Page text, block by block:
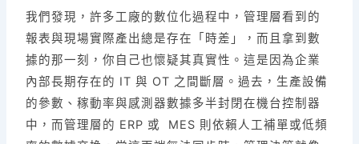
我們發現，許多工廠的數位化過程中，管理層看到的
報表與現場實際產出總是存在「時差」，而且拿到數
據的那一刻，你自己也懷疑其真實性。這是因為企業
內部長期存在的 IT 與 OT 之間斷層。過去，生產設備
的參數、稼動率與感測器數據多半封閉在機台控制器
中，而管理層的 ERP 或 MES 則依賴人工補單或低頻